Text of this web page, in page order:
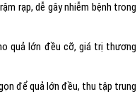
rạp, dễ gây nhiễm bệnh trong
quả lớn đều cỡ, giá trị thương
để quả lớn đều, thu tập trung